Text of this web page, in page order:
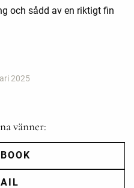
och sådd av en riktigt fin
2025
vänner: